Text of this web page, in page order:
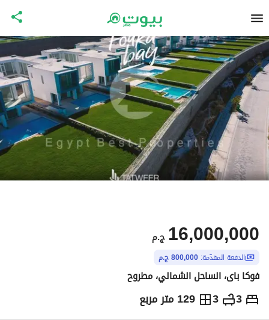
ج.م 16,000,000
الدفعة المقدّمة: 800,000 ج.م
فوكا باى، الساحل الشمالي، مطروح
3
3 129 متر مربع ج.م16,000,000